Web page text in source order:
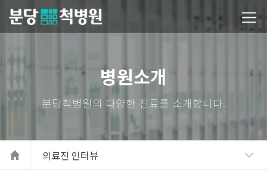
당척병원
병원소개
의료진 인터뷰